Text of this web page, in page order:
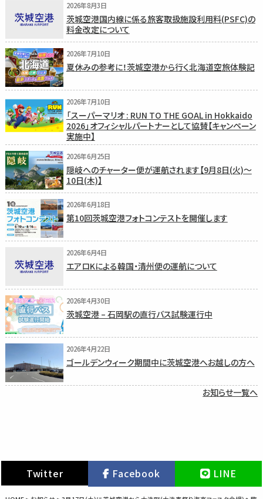
2026年8月3日
茨城空港国内線に係る旅客取扱施設利用料(PSFC)の
料金改定について
2026年7月10日
夏休みの参考に！茨城空港から行く北海道空旅体験記
2026年7月10日
「スーパーマリオ : RUN TO THE GOAL in Hokkaido
2026」オフィシャルパートナーとして協賛【キャンペーン
実施中】
2026年6月25日
隠岐へのチャーター便が運航されます【9月8日(火)〜
10日(木)】
2026年6月18日
第10回茨城空港フォトコンテストを開催します
2026年6月4日
エアロKによる韓国・清州便の運航について
2026年4月30日
茨城空港 – 石岡駅の直行バス試験運行中
2026年4月22日
ゴールデンウィーク期間中に茨城空港へお越しの方へ
お知らせ一覧へ
Twitter Facebook LINE